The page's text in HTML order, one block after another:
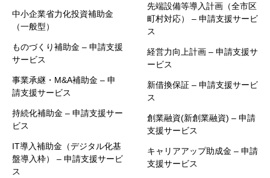
中小企業省力化投資補助金
（一般型）
ものづくり補助金 – 申請支援
サービス
事業承継・M&A補助金 – 申
請支援サービス
持続化補助金 – 申請支援サー
ビス
IT導入補助金（デジタル化基
盤導入枠） – 申請支援サービ
ス
先端設備等導入計画（全市区
町村対応） – 申請支援サービ
ス
経営力向上計画 – 申請支援サ
ービス
新借換保証 – 申請支援サービ
ス
創業融資(新創業融資) – 申請
支援サービス
キャリアアップ助成金 – 申請
支援サービス